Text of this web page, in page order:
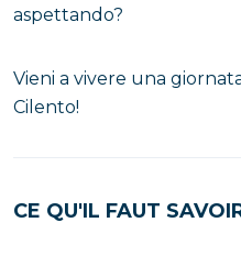
aspettando?
Vieni a vivere una
Cilento!
CE QU'IL FAUT